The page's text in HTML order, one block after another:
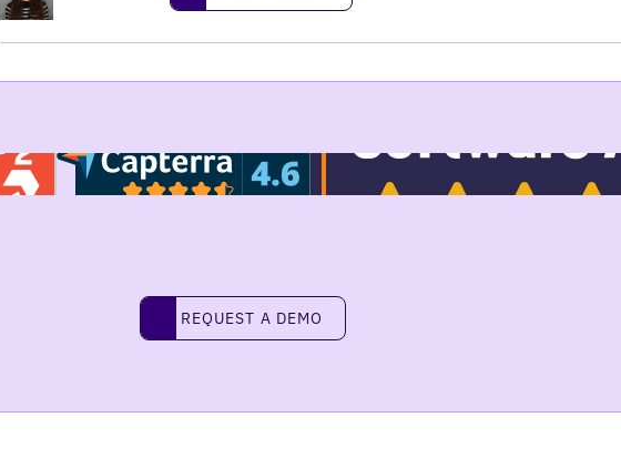
Request a demo
REQUEST A DEMO